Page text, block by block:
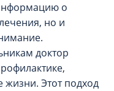
о
но и
доктор
Этот подход